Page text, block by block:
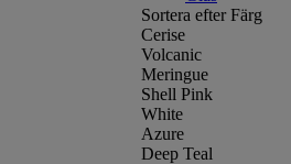
Sortera efter Färg
Cerise
Volcanic
Meringue
Shell Pink
White
Azure
Deep Teal